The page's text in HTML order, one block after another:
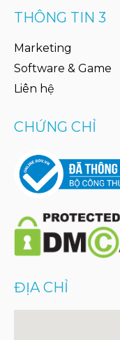
THÔNG TIN 3
Marketing
Software & Game
Liên hệ
CHỨNG CHỈ
ĐỊA CHỈ